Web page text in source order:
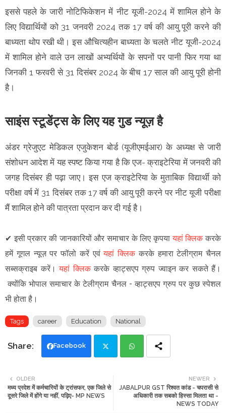
इससे पहले के जारी नोटिफिकेशन में नीट यूजी-2024 में शामिल होने के
लिए विद्यार्थियों को 31 जनवरी 2024 तक 17 वर्ष की आयु पूरी करने की
बाध्यता थोप रखी थी। इस औचित्यहीन बाध्यता के चलते नीट यूजी-2024
में शामिल होने वाले उन लाखों अभ्यर्थियों के सपनों पर पानी फिर गया था
जिनकी 1 फरवरी से 31 दिसंबर 2024 के बीच 17 साल की आयु पूरी होनी
है।
साइंस स्टूडेंट्स के लिए यह गुड न्यूज़ है
अंडर ग्रेजुएट मेडिकल एजुकेशन बोर्ड (यूजीएमईआर) के अध्यक्ष से जारी
संशोधन आदेश में यह स्पष्ट किया गया है कि एज- क्राइटेरिया में जनवरी की
जगह दिसंबर ही पढ़ा जाए। इस एज क्राइटेरिया के मुताबिक विद्यार्थी को
परीक्षा वर्ष में 31 दिसंबर तक 17 वर्ष की आयु पूरी करने पर नीट यूजी परीक्षा
मैं शामिल होने की पात्रता प्रदान कर दी गई है।
✔ इसी प्रकार की जानकारियों और समाचार के लिए कृपयायहां क्लिक करके
हमें गूगल न्यूज़ पर फॉलो करें एवंयहां क्लिक करके हमारा टेलीग्राम चैनल
सब्सक्राइब करें।यहां क्लिककरके व्हाट्सएप ग्रुप ज्वाइन कर सकते हैं ।
क्योंकि भोपाल समाचार के टेलीग्राम चैनल - व्हाट्सएप ग्रुपपर कुछ स्पेशल
भी होता है।
Tags career Education National
Facebook
tte ats
NEWER
JABALPUR GST रिश्वत कांड - चपरासी से
अधिकारी तक सबको हिस्सा मिलता था -
NEWS TODAY
OLDER
मध्य प्रदेश में कर्मचारियों के ट्रांसफर, एक जिले से
दूसरे जिले में होंगे या नहीं, पढ़िए- MP NEWS